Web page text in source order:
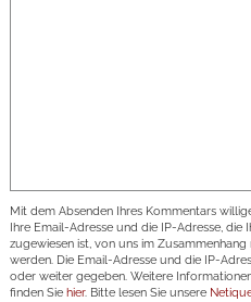
Mit dem Absenden Ihres Kommentars
Ihre Email-Adresse und die IP-Adresse,
zugewiesen ist, von uns im
werden. Die Email-Adresse und die IP-
oder weiter gegeben. Weitere
finden Sie hier. Bitte lesen Sie unsere